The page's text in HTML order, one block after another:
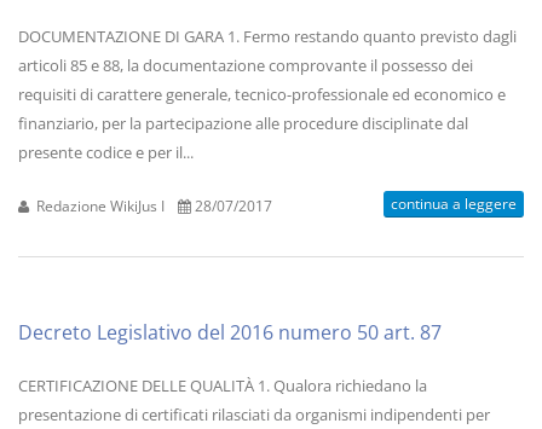
DOCUMENTAZIONE DI GARA 1. Fermo restando quanto previsto dagli
articoli 85 e 88, la documentazione comprovante il possesso dei
requisiti di carattere generale, tecnico-professionale ed economico e
finanziario, per la partecipazione alle procedure disciplinate dal
presente codice e per il...
Redazione WikiJus I 28/07/2017 continua a leggere
Decreto Legislativo del 2016 numero 50 art. 87
CERTIFICAZIONE DELLE QUALITÀ 1. Qualora richiedano la
presentazione di certificati rilasciati da organismi indipendenti per